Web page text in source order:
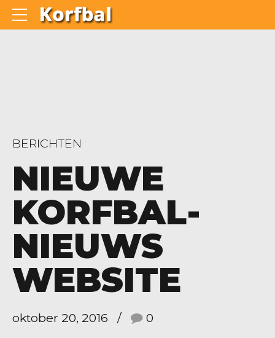
BERICHTEN
NIEUWE
KORFBAL-
NIEUWS
WEBSITE
oktober 20, 2016 0